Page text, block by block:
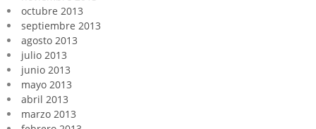
octubre 2013
septiembre 2013
agosto 2013
julio 2013
junio 2013
mayo 2013
abril 2013
marzo 2013